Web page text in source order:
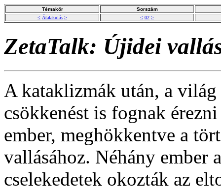
Témakör
Sorszám
< Átalakulás > < 02 >
ZetaTalk: Újidei
A kataklizmák után, a világ
csökkenést is fognak
ember, meghökkentve a
vallásához. Néhány ember
cselekedetek okozták az